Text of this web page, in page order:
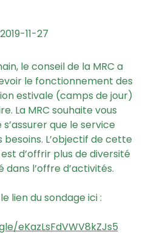
2019-11-27
le conseil de la MRC a
le fonctionnement des
estivale (camps de jour)
La MRC souhaite vous
que le service
L’objectif de cette
d’offrir plus de diversité
dans l’offre d’activités.
lien du sondage ici :
eKazLsFdVWV8kZJs5